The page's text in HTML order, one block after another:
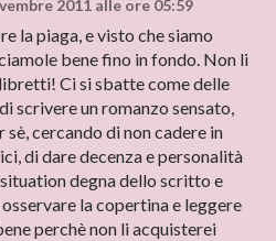
2011 alle ore 05:59
la piaga, e visto che siamo
bene fino in fondo. Non li
Ci si sbatte come delle
scrivere un romanzo sensato,
cercando di non cadere in
di dare decenza e personalità
degna dello scritto e
la copertina e leggere
perchè non li acquisterei